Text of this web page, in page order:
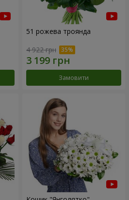
51 рожева троянда
4 922 грн
Замовити